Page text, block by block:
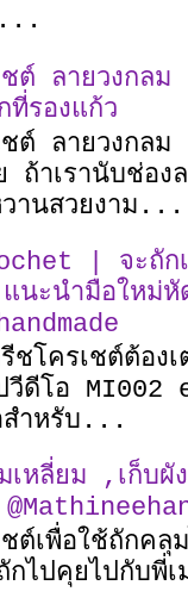
...
ชต์ ลายวงกล
รองแก้ว
ชต์ ลายวงกล
ถ้าเรานับช่อง
วานสวยงาม...
| จะถักเสื้
นะนำมือใหม่
รีชโครเชต์ต้อ
ดีโอ MI002
สำหรับ...
เหลี่ยม ,เก็บผั
ชต์เพื่อใช้ถักค
ถักไปคุยไปกั